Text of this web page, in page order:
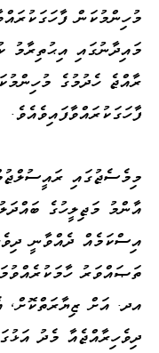
މުހިންމުކަން
މައިދާނުގައި އިޙުތިރާމު
ރާއްޖެ ހެދުމުގެ
ފާހަގަކުރައްވާފައިވެއެވެ.
މިމެސެޖުގައި
އާންމު މަޖިލީހުގެ
އިސްކަމެއް ދެއްވާނީ
ތަޞައްވަރު
އދ. އަށް
ދިވެހިރާއްޖެއާ މެދު